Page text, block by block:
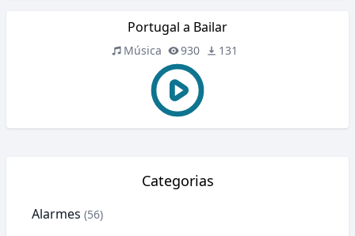
Portugal a Bailar
Música 930 131
Categorias
Alarmes (56)